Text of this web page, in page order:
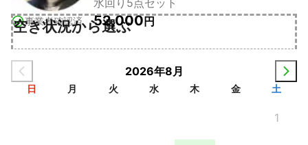
事業者確認済 52,000円
空き状況から選ぶ
2026年8月
日 月 火 水 木 金 土
1